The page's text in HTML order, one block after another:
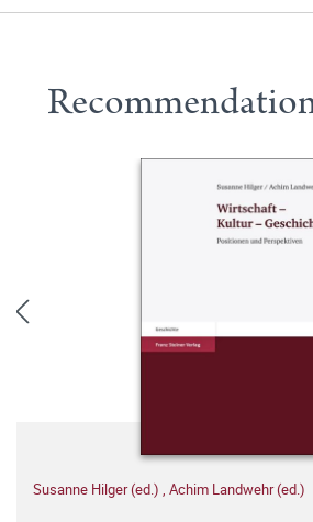
Susanne Hilger (ed.) , Achim Landwehr (ed.)